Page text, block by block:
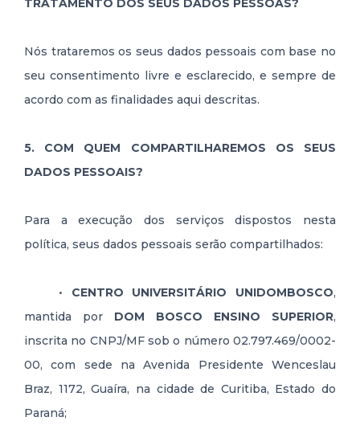
TRATAMENTO DOS SEUS DADOS PESSOAS?
Nós trataremos os seus dados pessoais com base no
seu consentimento livre e esclarecido, e sempre de
acordo com as finalidades aqui descritas.
5. COM QUEM COMPARTILHAREMOS OS SEUS
DADOS PESSOAIS?
Para a execução dos serviços dispostos nesta
política, seus dados pessoais serão compartilhados:
• CENTRO UNIVERSITÁRIO UNIDOMBOSCO,
mantida por DOM BOSCO ENSINO SUPERIOR,
inscrita no CNPJ/MF sob o número 02.797.469/0002-
00, com sede na Avenida Presidente Wenceslau
Braz, 1172, Guaíra, na cidade de Curitiba, Estado do
Paraná;